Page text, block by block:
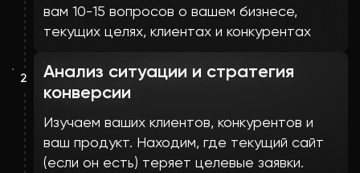
вам 10-15 вопросов о вашем бизнесе,
текущих целях, клиентах и конкурентах
2
Анализ ситуации и стратегия
конверсии
Изучаем ваших клиентов, конкурентов и
ваш продукт. Находим, где текущий сайт
(если он есть) теряет целевые заявки.